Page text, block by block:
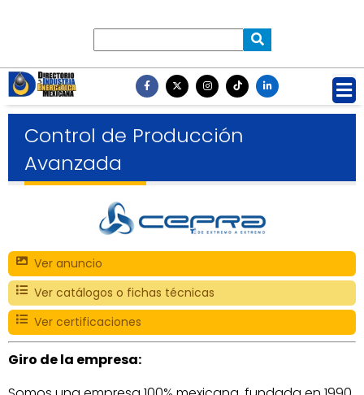
Control de Producción
Avanzada
Ver anuncio
Ver catálogos o fichas técnicas
Ver certificaciones
Giro de la empresa: